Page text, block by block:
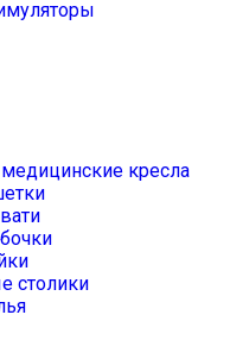
кресла
столики